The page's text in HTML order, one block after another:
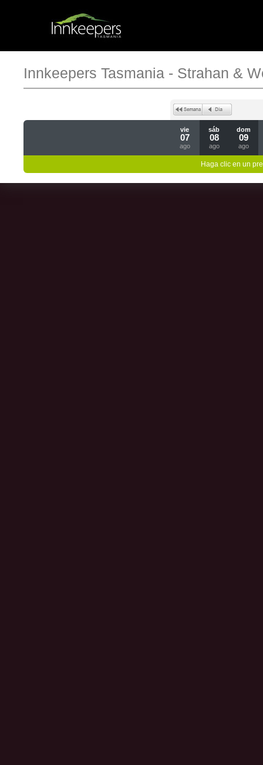
Innkeepers Tasmania - Strahan &
vie
07
ago
sáb
08
ago
dom
09
ago
Haga clic en un